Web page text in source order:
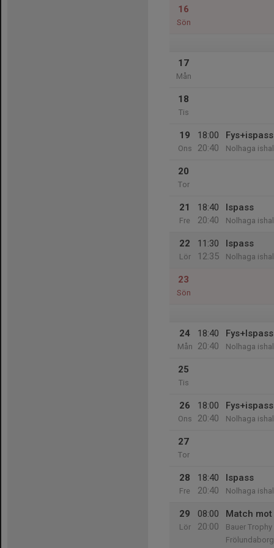
16
Sön
17
Mån
18
Tis
19
Ons
18:00
20:40
Fys+ispass
Nolhaga ishall
20
Tor
21
Fre
18:40
20:40
Ispass
Nolhaga ishall
22
Lör
11:30
12:35
Ispass
Nolhaga ishall
23
Sön
24
Mån
18:40
20:40
Fys+Ispass
Nolhaga ishall
25
Tis
26
Ons
18:00
20:40
Fys+ispass
Nolhaga ishall
27
Tor
28
Fre
18:40
20:40
Ispass
Nolhaga ishall
29
Lör
08:00
20:00
Match mot
Bauer Trophy
Frölundaborg